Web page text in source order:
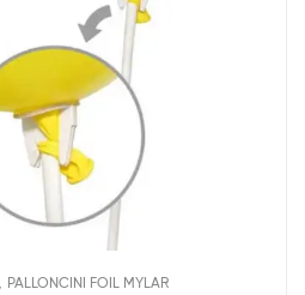
PALLONCINI FOIL MYLAR